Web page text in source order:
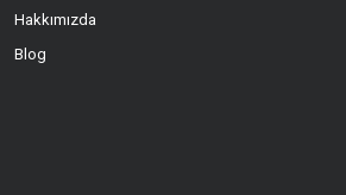
Hakkımızda
Blog